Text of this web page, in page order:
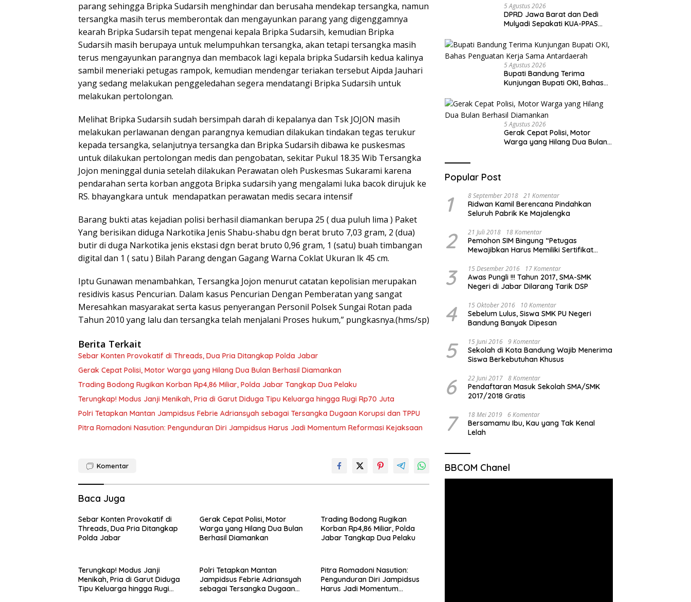
parang sehingga Bripka Sudarsih menghindar dan berusaha mendekap tersangka, namun
tersangka masih terus memberontak dan mengayunkan parang yang digenggamnya
kearah Bripka Sudarsih tepat mengenai kepala Bripka Sudarsih, kemudian Bripka
Sudarsih masih berupaya untuk melumpuhkan tersangka, akan tetapi tersangka masih
terus mengayunkan parangnya dan membacok lagi kepala bripka Sudarsih kedua kalinya
sambil meneriaki petugas rampok, kemudian mendengar teriakan tersebut Aipda Jauhari
yang sedang melakukan penggeledahan segera mendatangi Bripka Sudarsih untuk
melakukan pertolongan.
Melihat Bripka Sudarsih sudah bersimpah darah di kepalanya dan Tsk JOJON masih
melakukan perlawanan dengan parangnya kemudian dilakukan tindakan tegas terukur
kepada tersangka, selanjutnya tersangka dan Bripka Sudarsih dibawa ke puskesmas
untuk dilakukan pertolongan medis dan pengobatan, sekitar Pukul 18.35 Wib Tersangka
Jojon meninggal dunia setelah dilakukan Perawatan oleh Puskesmas Sukarami karena
pendarahan serta korban anggota Bripka sudarsih yang mengalami luka bacok dirujuk ke
RS. bhayangkara untuk mendapatkan perawatan medis secara intensif
Barang bukti atas kejadian polisi berhasil diamankan berupa 25 ( dua puluh lima ) Paket
Yang berisikan diduga Narkotika Jenis Shabu-shabu dgn berat bruto 7,03 gram, 2 (dua)
butir di duga Narkotika jenis ekstasi dgn berat bruto 0,96 gram, 1 (satu) buah timbangan
digital dan 1 ( satu ) Bilah Parang dengan Gagang Warna Coklat Ukuran lk 45 cm.
Iptu Gunawan menambahkan, Tersangka Jojon menurut catatan kepolisian merupakan
residivis kasus Pencurian. Dalam kasus Pencurian Dengan Pemberatan yang sangat
Meresahkan masyarakat serta kasus penyerangan Personil Polsek Sungai Rotan pada
Tahun 2010 yang lalu dan tersangka telah menjalani Proses hukum,” pungkasnya.(hms/sp)
Berita Terkait
Sebar Konten Provokatif di Threads, Dua Pria Ditangkap Polda Jabar
Gerak Cepat Polisi, Motor Warga yang Hilang Dua Bulan Berhasil Diamankan
Trading Bodong Rugikan Korban Rp4,86 Miliar, Polda Jabar Tangkap Dua Pelaku
Terungkap! Modus Janji Menikah, Pria di Garut Diduga Tipu Keluarga hingga Rugi Rp70 Juta
Polri Tetapkan Mantan Jampidsus Febrie Adriansyah sebagai Tersangka Dugaan Korupsi dan TPPU
Pitra Romadoni Nasution: Pengunduran Diri Jampidsus Harus Jadi Momentum Reformasi Kejaksaan
Komentar
Baca Juga
Sebar Konten Provokatif di
Threads, Dua Pria Ditangkap
Polda Jabar
Gerak Cepat Polisi, Motor
Warga yang Hilang Dua Bulan
Berhasil Diamankan
Trading Bodong Rugikan
Korban Rp4,86 Miliar, Polda
Jabar Tangkap Dua Pelaku
Terungkap! Modus Janji
Menikah, Pria di Garut Diduga
Tipu Keluarga hingga Rugi
Polri Tetapkan Mantan
Jampidsus Febrie Adriansyah
sebagai Tersangka Dugaan
Pitra Romadoni Nasution:
Pengunduran Diri Jampidsus
Harus Jadi Momentum
5 Agustus 2026
DPRD Jawa Barat dan Dedi
Mulyadi Sepakati KUA-PPAS
5 Agustus 2026
Bupati Bandung Terima
Kunjungan Bupati OKI, Bahas
Antardaerah
5 Agustus 2026
Gerak Cepat Polisi, Motor
Warga yang Hilang Dua Bulan
Popular Post
1 8 September 2018 21 Komentar
Ridwan Kamil Berencana Pindahkan
Seluruh Pabrik Ke Majalengka
2 21 Juli 2018 18 Komentar
Pemohon SIM Bingung “Petugas
Mewajibkan Harus Memiliki Sertifikat
3 15 Desember 2016 17 Komentar
Awas Pungli !!! Tahun 2017, SMA-SMK
Negeri di Jabar Dilarang Tarik DSP
4 15 Oktober 2016 10 Komentar
Sebelum Lulus, Siswa SMK PU Negeri
Bandung Banyak Dipesan
5 15 Juni 2016 9 Komentar
Sekolah di Kota Bandung Wajib Menerima
Siswa Berkebutuhan Khusus
6 22 Juni 2017 8 Komentar
Pendaftaran Masuk Sekolah SMA/SMK
2017/2018 Gratis
7 18 Mei 2019 6 Komentar
Bersamamu Ibu, Kau yang Tak Kenal
Lelah
BBCOM Chanel